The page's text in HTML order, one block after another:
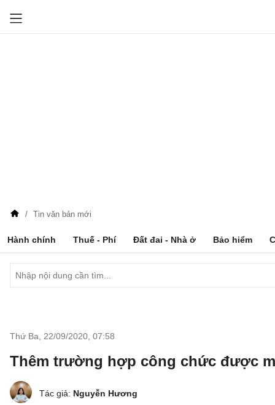
Tin văn bản mới
Hành chính Thuế - Phí Đất đai - Nhà ở Bảo hiểm
Thứ Ba, 22/09/2020 07:58
Thêm trường hợp công chức được
Tác giả: Nguyễn Hương